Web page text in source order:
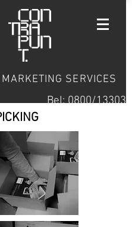
SERVICES
Bel: 0800/13303